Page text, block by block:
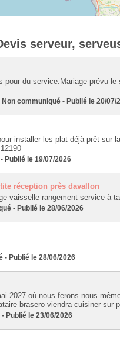
serveur,
pour du service.Mariage prévu
communiqué - Publié le 20/07/
installer les plat déjà prêt sur
Publié le 19/07/2026
réception près davallon
vaisselle rangement service à
- Publié le 28/06/2026
- Publié le 28/06/2026
2027 où nous ferons nous
brasero viendra cuisiner sur
Publié le 23/06/2026